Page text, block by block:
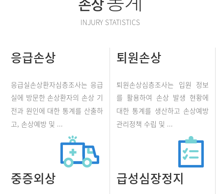
INJURY STATISTICS
응급손상
응급실손상환자심층조사는 응급
실에 방문한 손상환자의 손상 기
전과 원인에 대한 통계를 산출하
고, 손상예방 및 ...
퇴원손상
퇴원손상심층조사는 입원 정보
를 활용하여 손상 발생 현황에
대한 통계를 생산하고 손상예방
관리정책 수립 및 ...
중증외상 급성심장정지